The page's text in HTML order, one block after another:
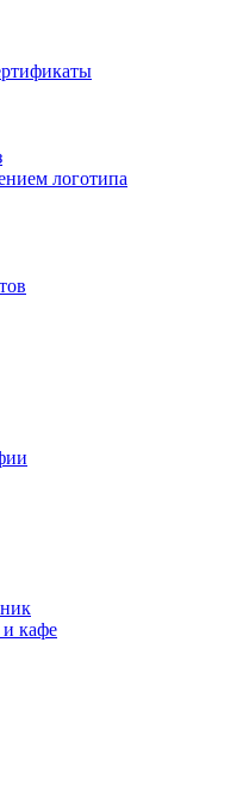
логотипа
кафе